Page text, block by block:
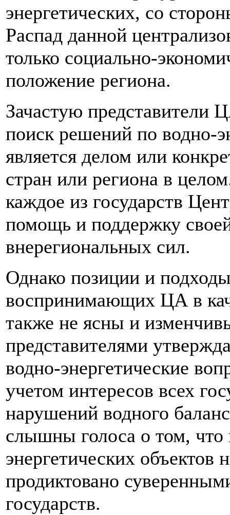
энергетических, со
Распад данной
только социально-
положение региона.
Зачастую представители
поиск решений по водно-
является делом или
стран или региона в
каждое из государств
помощь и поддержку
внерегиональных сил.
Однако позиции и
воспринимающих ЦА в
также не ясны и
представителями
водно-энергетические
учетом интересов всех
нарушений водного
слышны голоса о том, что
энергетических объектов
продиктовано
государств.